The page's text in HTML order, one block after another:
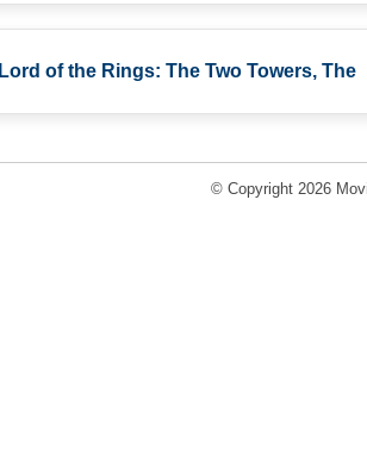
Lord of the Rings: The Two Towers, The
© Copyright 2026